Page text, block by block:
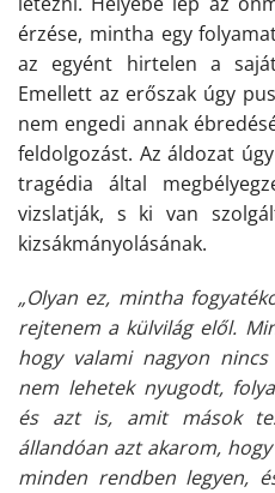
érzése, mintha egy
az egyént hirtelen a
Emellett az erőszak úgy
nem engedi annak
feldolgozást. Az áldozat
tragédia által
vizslatják, s ki van
kizsákmányolásának.
„Olyan ez, mintha
rejtenem a külvilág elől.
hogy valami nagyon
nem lehetek nyugodt,
és azt is, amit mások
állandóan azt akarom,
minden rendben legyen,